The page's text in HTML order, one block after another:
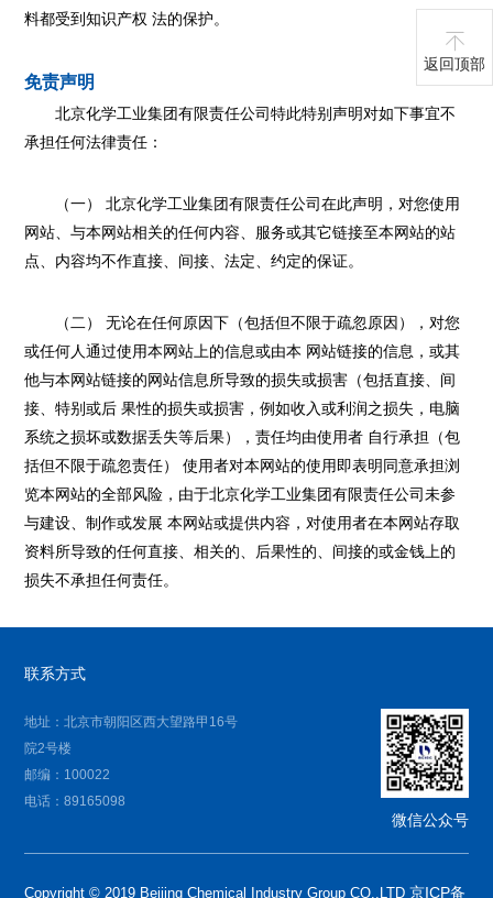
料都受到知识产权 法的保护。
免责声明
北京化学工业集团有限责任公司特此特别声明对如下事宜不
承担任何法律责任：
（一） 北京化学工业集团有限责任公司在此声明，对您使用
网站、与本网站相关的任何内容、服务或其它链接至本网站的站
点、内容均不作直接、间接、法定、约定的保证。
（二） 无论在任何原因下（包括但不限于疏忽原因），对您
或任何人通过使用本网站上的信息或由本 网站链接的信息，或其
他与本网站链接的网站信息所导致的损失或损害（包括直接、间
接、特别或后 果性的损失或损害，例如收入或利润之损失，电脑
系统之损坏或数据丢失等后果），责任均由使用者 自行承担（包
括但不限于疏忽责任） 使用者对本网站的使用即表明同意承担浏
览本网站的全部风险，由于北京化学工业集团有限责任公司未参
与建设、制作或发展 本网站或提供内容，对使用者在本网站存取
资料所导致的任何直接、相关的、后果性的、间接的或金钱上的
损失不承担任何责任。
返回顶部
联系方式
地址：北京市朝阳区西大望路甲16号
院2号楼
邮编：100022
电话：89165098
微信公众号
Copyright © 2019 Beijing Chemical Industry Group CO.,LTD京ICP备